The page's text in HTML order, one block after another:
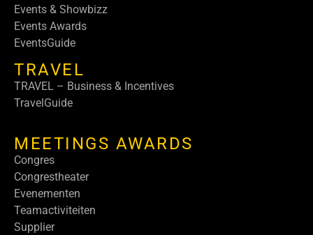
Events & Showbizz
Events Awards
EventsGuide
TRAVEL
TRAVEL – Business & Incentives
TravelGuide
MEETINGS AWARDS
Congres
Congrestheater
Evenementen
Teamactiviteiten
Supplier